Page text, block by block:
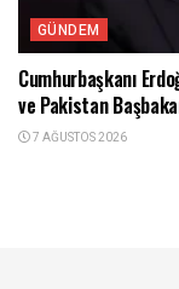
GÜNDEM
Cumhurbaşkanı
ve Pakistan
7 AĞUSTOS 2026